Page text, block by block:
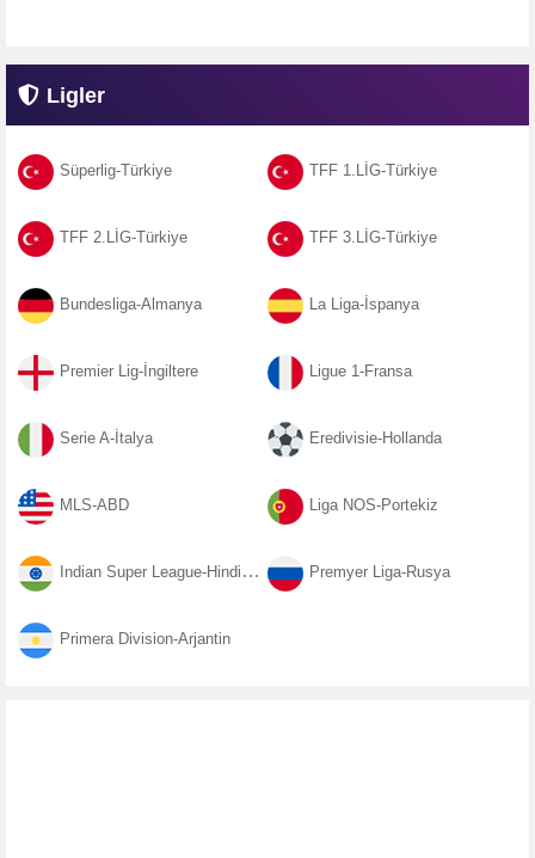
Ligler
Süperlig-Türkiye TFF 1.LİG-Türkiye
TFF 2.LİG-Türkiye TFF 3.LİG-Türkiye
Bundesliga-Almanya La Liga-İspanya
Premier Lig-İngiltere Ligue 1-Fransa
Serie A-İtalya Eredivisie-Hollanda
MLS-ABD Liga NOS-Portekiz
Indian Super League-Hindistan Premyer Liga-Rusya
Primera Division-Arjantin